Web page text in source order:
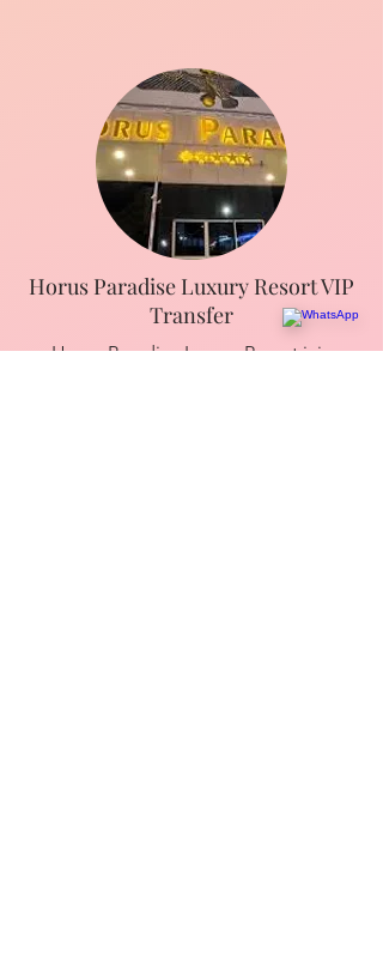
Horus Paradise Luxury Resort VIP
Transfer
Horus Paradise Luxury Resort için